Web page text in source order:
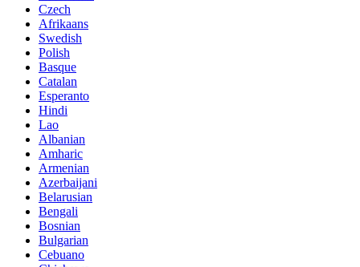
Czech
Afrikaans
Swedish
Polish
Basque
Catalan
Esperanto
Hindi
Lao
Albanian
Amharic
Armenian
Azerbaijani
Belarusian
Bengali
Bosnian
Bulgarian
Cebuano